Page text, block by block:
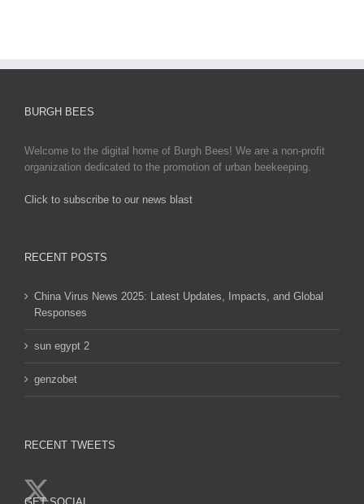
BURGH BEES
Welcome to the digital home of Burgh Bees! We are a non-profit
organization dedicated to the promotion of urban beekeeping.
Click to subscribe to our news blast
RECENT POSTS
China Virus News 2025: Latest Updates, Impacts, and Global
Responses
sun egypt 2
genzobet
RECENT TWEETS